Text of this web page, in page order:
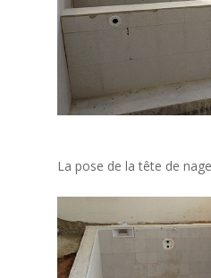
La pose de la tête de